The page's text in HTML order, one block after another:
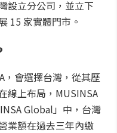
設立分公司，並立下
15 家實體門市。
，會選擇台灣，從其歷
線上布局，MUSINSA
Global」中，台灣
業額在過去三年內繳